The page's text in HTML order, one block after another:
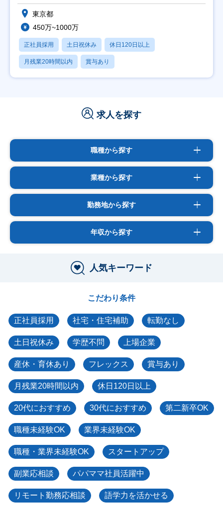
東京都
450万~1000万
正社員採用 土日祝休み 休日120日以上
月残業20時間以内 賞与あり
求人を探す
職種から探す
業種から探す
勤務地から探す
年収から探す
人気キーワード
こだわり条件
正社員採用 社宅・住宅補助 転勤なし
土日祝休み 学歴不問 上場企業
産休・育休あり フレックス 賞与あり
月残業20時間以内 休日120日以上
20代におすすめ 30代におすすめ 第二新卒OK
職種未経験OK 業界未経験OK
職種・業界未経験OK スタートアップ
副業応相談 パパママ社員活躍中
リモート勤務応相談 語学力を活かせる